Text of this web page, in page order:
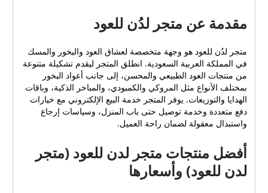
مقدمة عن متجر لدُن للعود
متجر لدُن للعود هو وجهة متخصصة لعشاق العود والبخور والمسك
في المملكة العربية السعودية. انطلق المتجر ليقدم تشكيلة متنوعة
من منتجات العود الطبيعي والمحسن، إلى جانب أعواد البخور
بمختلف الأنواع مثل المروكي والكمبودي، والمباخر الذكية، وباقات
الهدايا والتوزيعات. يوفر المتجر خدمة البيع الإلكتروني مع خيارات
دفع متعددة وخدمة توصيل حتى باب المنزل، وسياسات إرجاع
واستبدال معقولة لضمان راحة العميل.
أفضل منتجات متجر لدن للعود (متجر
لدن للعود) وأسعارها